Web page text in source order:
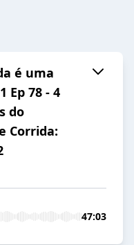
é uma
Ep 78 - 4
do
Corrida:
47:03